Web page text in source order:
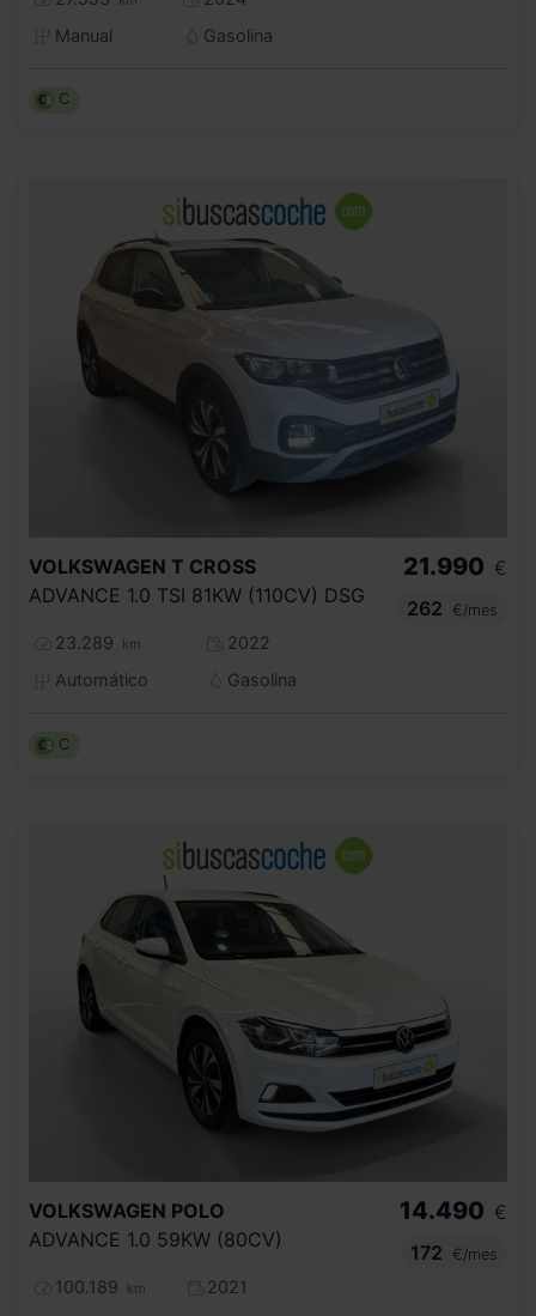
Manual
Gasolina
C
VOLKSWAGEN T CROSS
ADVANCE 1.0 TSI 81KW (110CV) DSG
23.289 km
2022
Automático
Gasolina
21.990 €
262
€/mes
C
VOLKSWAGEN POLO
ADVANCE 1.0 59KW (80CV)
100.189 km
2021
14.490 €
172
€/mes